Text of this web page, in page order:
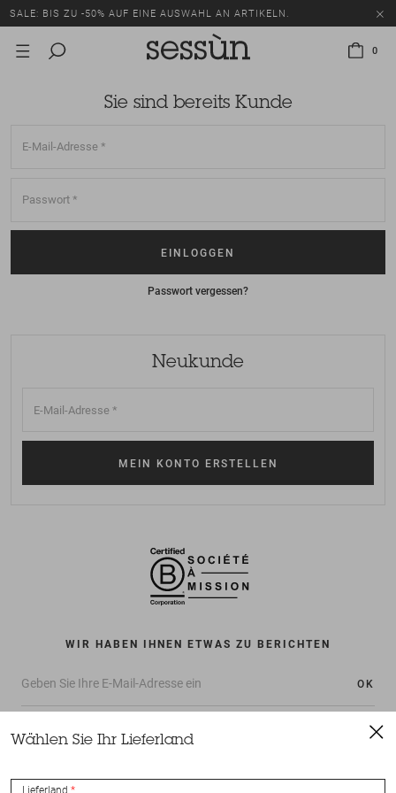
SALE: BIS ZU -50% AUF EINE AUSWAHL AN ARTIKELN.
0
Sie sind bereits Kunde
Passwort vergessen?
Neukunde
WIR HABEN IHNEN ETWAS ZU BERICHTEN
OK
Wählen Sie Ihr Lieferland